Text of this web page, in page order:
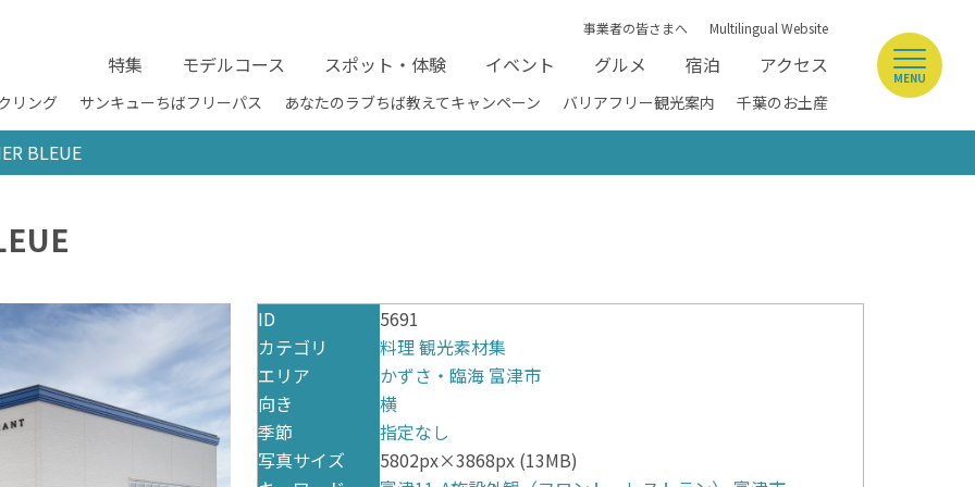
事業者の皆さまへ Multilingual Website
特集 モデルコース スポット・体験 イベント グルメ 宿泊 アクセス
リング サンキューちばフリーパス あなたのラブちば教えてキャンペーン バリアフリー観光案内 千葉のお土産
MENU
BLEUE
ID
5691
カテゴリ
料理観光素材集
エリア
かずさ・臨海 富津市
向き
横
季節
指定なし
写真サイズ
5802px×3868px (13MB)